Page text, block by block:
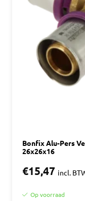
Bonfix Alu-Pers
26x26x16
€15,47 incl.
Op voorraad